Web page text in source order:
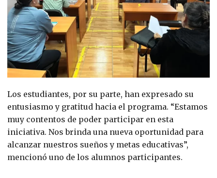
Los estudiantes, por su parte, han expresado su
entusiasmo y gratitud hacia el programa. “Estamos
muy contentos de poder participar en esta
iniciativa. Nos brinda una nueva oportunidad para
alcanzar nuestros sueños y metas educativas”,
mencionó uno de los alumnos participantes.